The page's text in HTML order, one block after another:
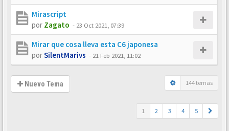
Mirascript
por Zagato - 23 Oct 2021, 07:39
Mirar que cosa lleva esta C6 japonesa
porSilentMarivs - 21 Feb 2021, 11:02
Nuevo Tema 144 temas
1 2 3 4 5